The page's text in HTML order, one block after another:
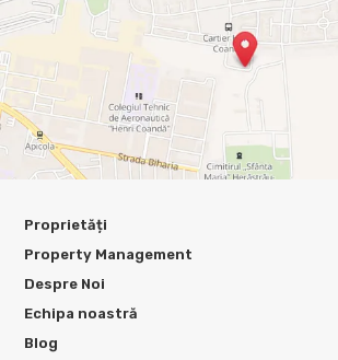
Proprietăți
Property Management
Despre Noi
Echipa noastră
Blog